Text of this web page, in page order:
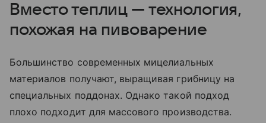
Вместо теплиц — технология,
похожая на пивоварение
Большинство современных мицелиальных
материалов получают, выращивая грибницу на
специальных поддонах. Однако такой подход
плохо подходит для массового производства.